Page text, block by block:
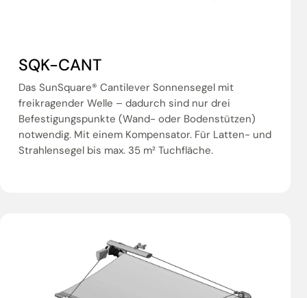
SQK-CANT
Das SunSquare® Cantilever Sonnensegel mit
freikragender Welle – dadurch sind nur drei
Befestigungspunkte (Wand- oder Bodenstützen)
notwendig. Mit einem Kompensator. Für Latten- und
Strahlensegel bis max. 35 m² Tuchfläche.